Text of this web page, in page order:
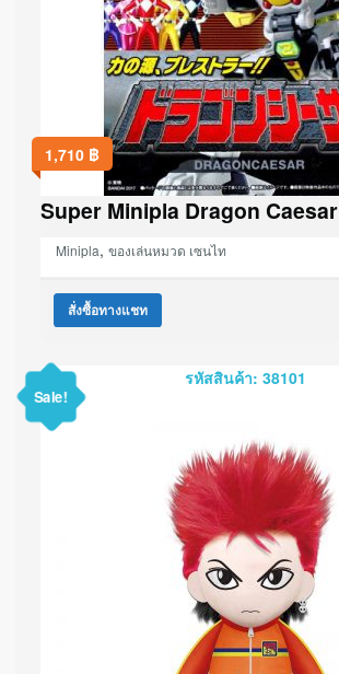
1,710 ฿
Super Minipla Dragon Caesar
Minipla, ของเล่นหมวด เซนไท
สั่งซื้อทางแชท
รหัสสินค้า: 38101
Sale!